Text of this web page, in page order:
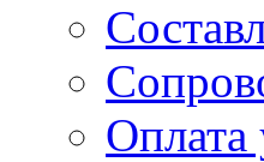
Оплата